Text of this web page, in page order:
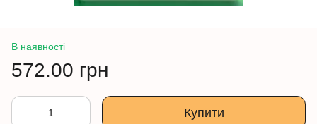
В наявності
572.00 грн
Купити